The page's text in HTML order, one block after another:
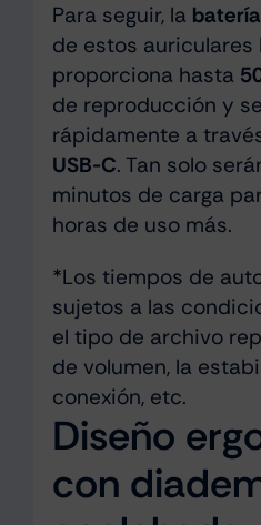
Para seguir, la batería
de estos auriculares
proporciona hasta
de reproducción y
rápidamente a
USB-C. Tan solo
minutos de carga
horas de uso más.
*Los tiempos de
sujetos a las
el tipo de archivo
de volumen, la
conexión, etc.
Diseño
con